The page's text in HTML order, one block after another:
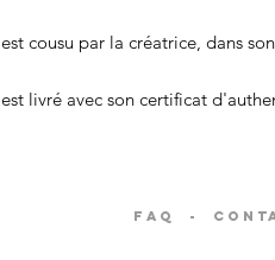
cousu par la créatrice, dans
livré avec son certificat
FAQ -